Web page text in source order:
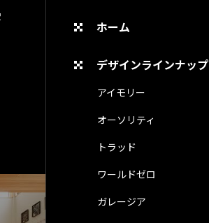
ホーム
デザインラインナップ
アイモリー
オーソリティ
トラッド
ワールドゼロ
ガレージア